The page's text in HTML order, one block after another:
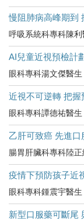
慢阻肺病高峰期到
呼吸系統科專科陳利
AI兒童近視預檢計
眼科專科湯文傑醫生
近視不可逆轉 把
眼科專科譚德祐醫生
乙肝可致癌 先進口
腸胃肝臟科專科陸正
疫情下預防孩子近
眼科專科鍾震宇醫生
新型口服藥可斷尾